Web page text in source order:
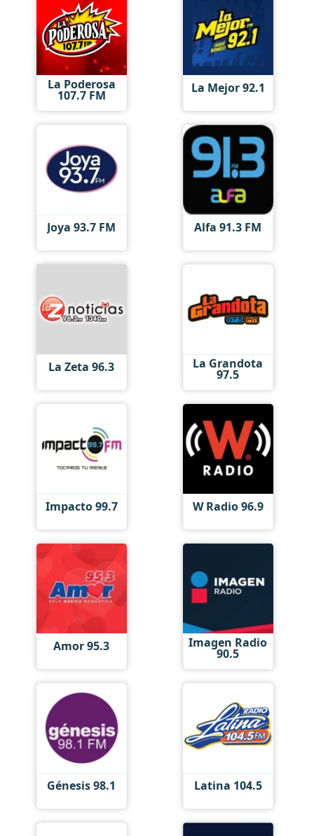
La Poderosa
107.7 FM La Mejor 92.1
Joya 93.7 FM Alfa 91.3 FM
La Zeta 96.3 La Grandota
97.5
Impacto 99.7 W Radio 96.9
Amor 95.3 Imagen Radio
90.5
Génesis 98.1 Latina 104.5